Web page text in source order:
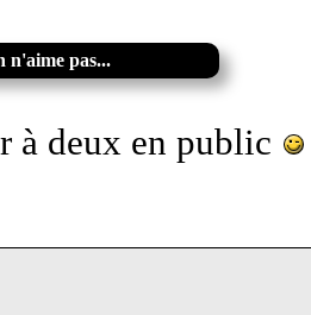
n'aime pas...
à deux en public